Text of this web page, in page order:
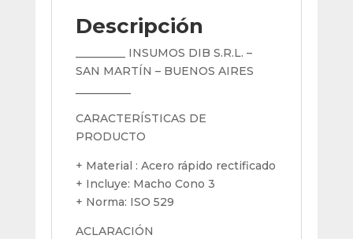
Descripción
_________ INSUMOS DIB S.R.L. –
SAN MARTÍN – BUENOS AIRES
CARACTERÍSTICAS DE
PRODUCTO
+ Material : Acero rápido rectificado
+ Incluye: Macho Cono 3
+ Norma: ISO 529
ACLARACIÓN